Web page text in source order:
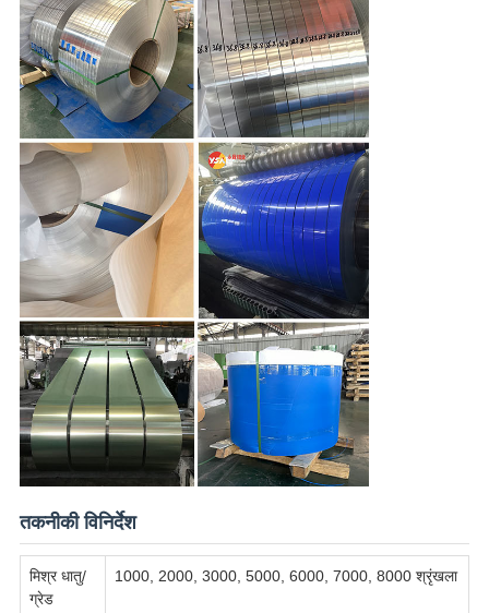
तकनीकी विनिर्देश
मिश्र धातु/
ग्रेड
1000, 2000, 3000, 5000, 6000, 7000, 8000 श्रृंखला